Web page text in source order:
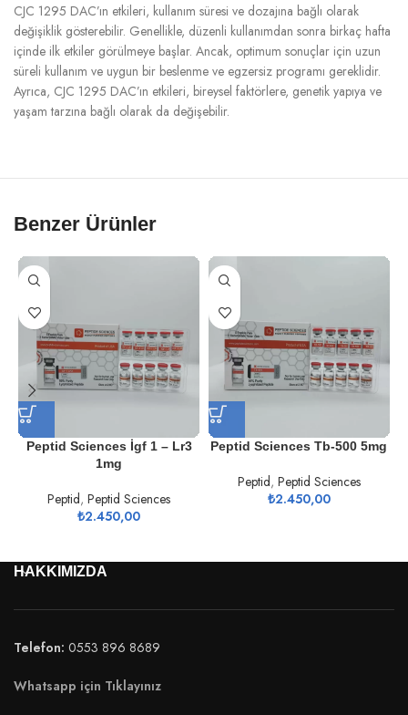
CJC 1295 DAC’ın etkileri, kullanım süresi ve dozajına bağlı olarak
değişiklik gösterebilir. Genellikle, düzenli kullanımdan sonra birkaç hafta
içinde ilk etkiler görülmeye başlar. Ancak, optimum sonuçlar için uzun
süreli kullanım ve uygun bir beslenme ve egzersiz programı gereklidir.
Ayrıca, CJC 1295 DAC’ın etkileri, bireysel faktörlere, genetik yapıya ve
yaşam tarzına bağlı olarak da değişebilir.
Benzer Ürünler
Peptid Sciences İgf 1 – Lr3
1mg
Peptid, Peptid Sciences
₺2.450,00
Peptid Sciences Tb-500 5mg
Peptid, Peptid Sciences
₺2.450,00
HAKKIMIZDA
Telefon: 0553 896 8689
Whatsapp için Tıklayınız